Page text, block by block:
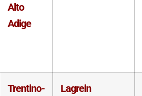
Alto
Adige
Trentino-
Lagrein